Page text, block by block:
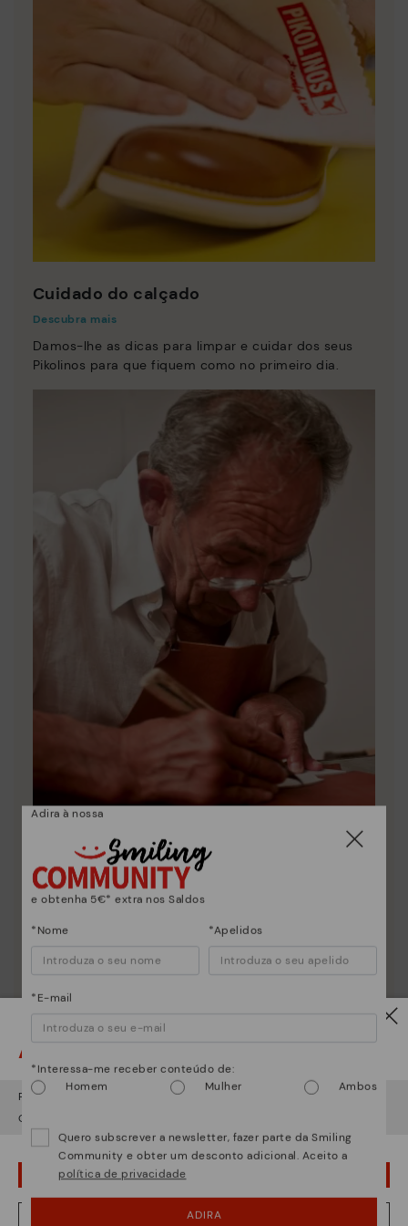
Cuidado do calçado
Descubra mais
Damos-lhe as dicas para limpar e cuidar dos seus
Pikolinos para que fiquem como no primeiro dia.
Essência Pikolinos
Descubra mais
Desde 1984 trabalhamos para que cada sapato seja
Atenção!
Parece que está em e vai aceder no
Quer ir para a web de
¡UPS! FOI UM LAPSO, CONTINUO EM USA
NÂO, QUERO VISITAR A WEB DO PORTUGAL
Adira à nossa
e obtenha 5€* extra nos Saldos
*Nome *Apelidos
*E-mail
*Interessa-me receber conteúdo de:
Homem
Mulher Ambos
Quero subscrever a newsletter, fazer parte da Smiling
Community e obter um desconto adicional. Aceito a
política de privacidade
ADIRA